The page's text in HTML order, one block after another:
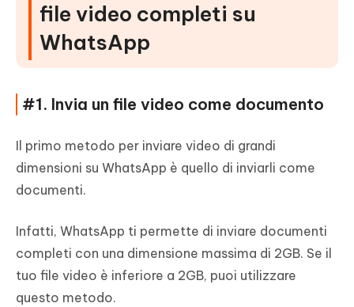
file video completi su
WhatsApp
#1. Invia un file video come documento
Il primo metodo per inviare video di grandi
dimensioni su WhatsApp è quello di inviarli come
documenti.
Infatti, WhatsApp ti permette di inviare documenti
completi con una dimensione massima di 2GB. Se il
tuo file video è inferiore a 2GB, puoi utilizzare
questo metodo.